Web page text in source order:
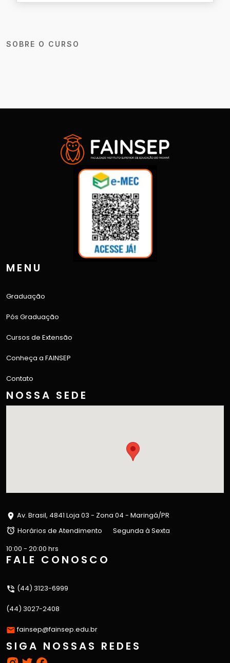
SOBRE O CURSO
MENU
Graduação
Pós Graduação
Cursos de Extensão
Conheça a FAINSEP
Contato
NOSSA SEDE
Av. Brasil, 4841 Loja 03 - Zona 04 - Maringá/PR
Horários de Atendimento
Segunda à Sexta
10:00 - 20:00 hrs
FALE CONOSCO
(44) 3123-6999
(44) 3027-2408
fainsep@fainsep.edu.br
SIGA NOSSAS REDES